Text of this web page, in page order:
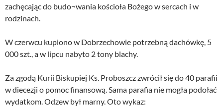
zachęcając do budo¬wania kościoła Bożego w sercach i w
rodzinach.
W czerwcu kupiono w Dobrzechowie potrzebną dachówkę, 5
000 szt., a w lipcu nabyto 2 tony blachy.
Za zgodą Kurii Biskupiej Ks. Proboszcz zwrócił się do 40 parafii
w diecezji o pomoc finansową. Sama parafia nie mogła podołać
wydatkom. Odzew był marny. Oto wykaz: